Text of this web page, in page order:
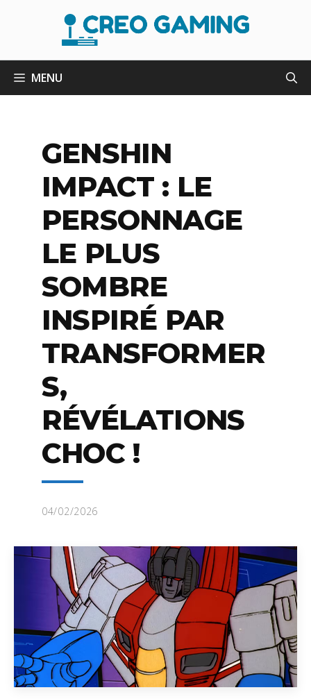
MENU
GENSHIN
IMPACT : LE
PERSONNAGE
LE PLUS
SOMBRE
INSPIRÉ PAR
TRANSFORMER
S,
RÉVÉLATIONS
CHOC !
04/02/2026